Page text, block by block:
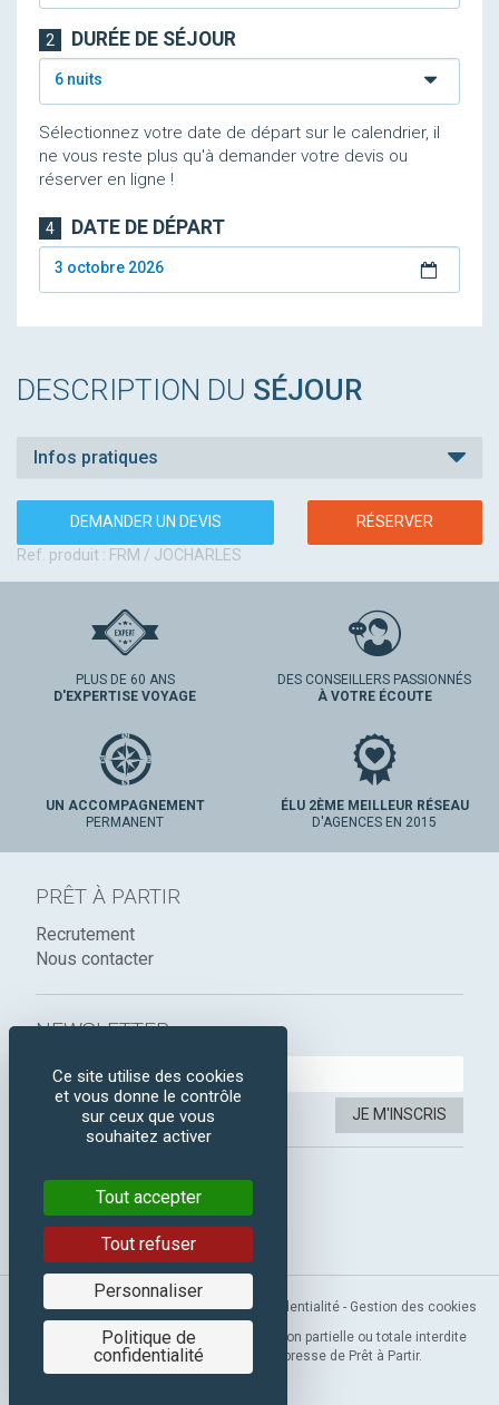
2 DURÉE DE SÉJOUR
6 nuits
Sélectionnez votre date de départ sur le calendrier, il
ne vous reste plus qu'à demander votre devis ou
réserver en ligne !
4 DATE DE DÉPART
3 octobre 2026
DESCRIPTION DU SÉJOUR
Infos pratiques
DEMANDER UN DEVIS
RÉSERVER
Ref. produit : FRM / JOCHARLES
PLUS DE 60 ANS
D'EXPERTISE VOYAGE
DES CONSEILLERS PASSIONNÉS
À VOTRE ÉCOUTE
UN ACCOMPAGNEMENT
PERMANENT
ÉLU 2ÈME MEILLEUR RÉSEAU
D'AGENCES EN 2015
PRÊT À PARTIR
Recrutement
Nous contacter
NEWSLETTER :
JE M'INSCRIS
SUIVEZ-NOUS :
Facebook
Instagram
Mentions légales-CGV-Politique de confidentialité - Gestion des cookies
Copyright 2019 © Prêt à Partir. Reproduction partielle ou totale interdite
sans l’autorisation préalable et expresse de Prêt à Partir.
Ce site utilise des cookies
et vous donne le contrôle
sur ceux que vous
souhaitez activer
Tout accepter
Tout refuser
Personnaliser
Politique de
confidentialité